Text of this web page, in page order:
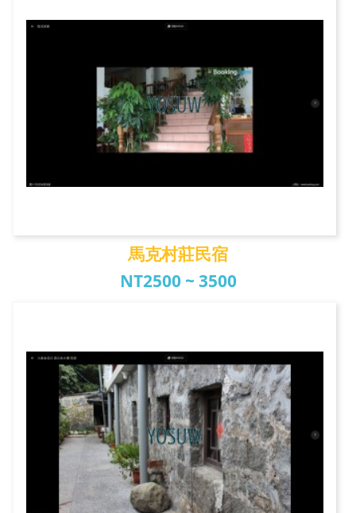
馬克村莊民宿
NT2500 ~ 3500